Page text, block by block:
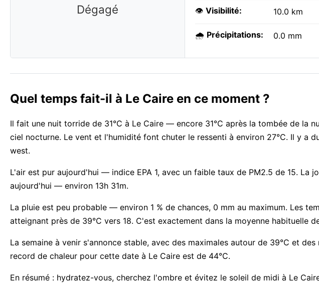
Dégagé 👁️ Visibilité: 10.0 km
🌧️ Précipitations: 0.0 mm
Quel temps fait-il à Le Caire en ce moment ?
Il fait une nuit torride de 31°C à Le Caire — encore 31°C après la tombée de la
ciel nocturne. Le vent et l'humidité font chuter le ressenti à environ 27°C. Il y a
west.
L'air est pur aujourd'hui — indice EPA 1, avec un faible taux de PM2.5 de 15. La
aujourd'hui — environ 13h 31m.
La pluie est peu probable — environ 1 % de chances, 0 mm au maximum. Les
atteignant près de 39°C vers 18. C'est exactement dans la moyenne habituelle
La semaine à venir s'annonce stable, avec des maximales autour de 39°C et
record de chaleur pour cette date à Le Caire est de 44°C.
En résumé : hydratez-vous, cherchez l'ombre et évitez le soleil de midi à Le